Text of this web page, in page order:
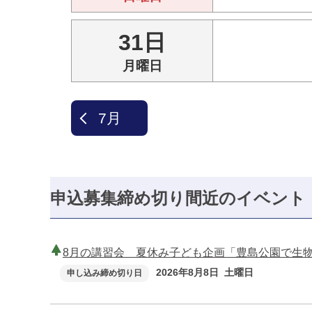
31日
月曜日
7月
申込募集締め切り間近のイベント
8月の講習会 夏休み子ども企画「豊島公園で生物
申し込み締め切り日 2026年8月8日 土曜日